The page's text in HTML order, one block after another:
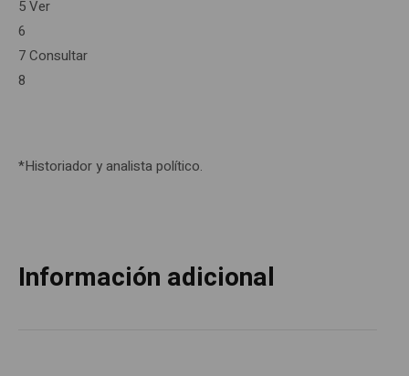
5 Ver
6
7 Consultar
8
*Historiador y analista político.
Información adicional